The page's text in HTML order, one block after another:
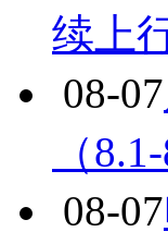
续上
08-07
（
08-07